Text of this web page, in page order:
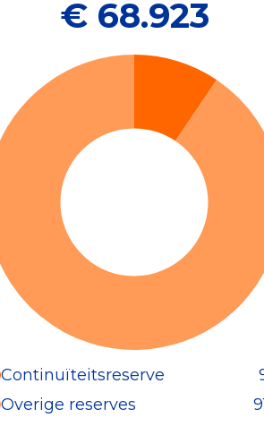
€ 68.923
Continuïteitsreserve
Overige reserves